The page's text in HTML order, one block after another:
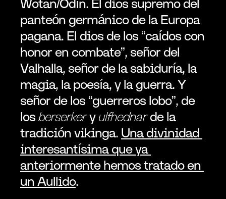
Wotan/Odín. El dios supremo del
panteón germánico de la Europa
pagana. El dios de los “caídos con
honor en combate”, señor del
Valhalla, señor de la sabiduría, la
magia, la poesía, y la guerra. Y
señor de los “guerreros lobo”, de
los berserker y ulfhednar de la
tradición vikinga. Una divinidad
interesantísima que ya
anteriormente hemos tratado en
un Aullido.